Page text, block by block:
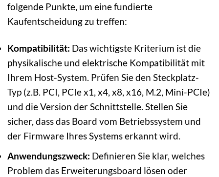
folgende Punkte, um eine fundierte
Kaufentscheidung zu treffen:
Kompatibilität: Das wichtigste Kriterium ist die
physikalische und elektrische Kompatibilität mit
Ihrem Host-System. Prüfen Sie den Steckplatz-
Typ (z.B. PCI, PCIe x1, x4, x8, x16, M.2, Mini-PCIe)
und die Version der Schnittstelle. Stellen Sie
sicher, dass das Board vom Betriebssystem und
der Firmware Ihres Systems erkannt wird.
Anwendungszweck: Definieren Sie klar, welches
Problem das Erweiterungsboard lösen oder